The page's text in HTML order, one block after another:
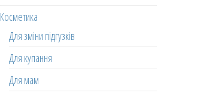
Косметика
Для зміни підгузків
Для купання
Для мам